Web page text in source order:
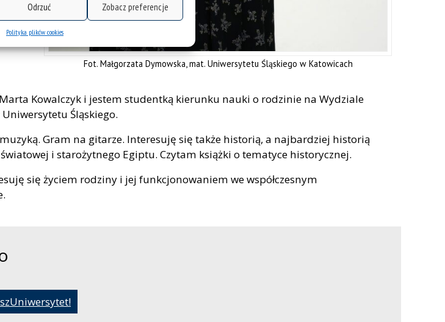
Odrzuć Zobacz preferencje
Polityka plików cookies
Fot. Małgorzata Dymowska, mat. Uniwersytetu Śląskiego w Katowicach
Kowalczyk i jestem studentką kierunku nauki o rodzinie na Wydziale
Śląskiego.
Gram na gitarze. Interesuję się także historią, a najbardziej historią
i starożytnego Egiptu. Czytam książki o tematyce historycznej.
się życiem rodziny i jej funkcjonowaniem we współczesnym